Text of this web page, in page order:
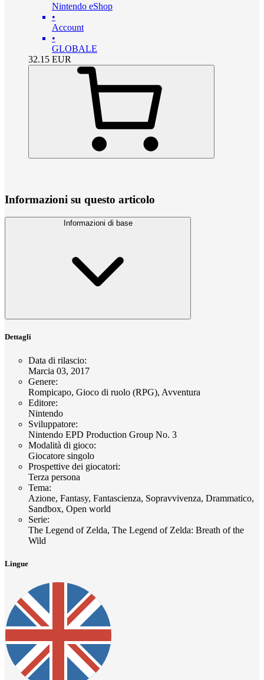
Nintendo eShop
•
Account
•
GLOBALE
32.15 EUR
Informazioni su questo articolo
Informazioni di base
Dettagli
Data di rilascio:
Marcia 03, 2017
Genere:
Rompicapo, Gioco di ruolo (RPG), Avventura
Editore:
Nintendo
Sviluppatore:
Nintendo EPD Production Group No. 3
Modalità di gioco:
Giocatore singolo
Prospettive dei giocatori:
Terza persona
Tema:
Azione, Fantasy, Fantascienza, Sopravvivenza, Drammatico,
Sandbox, Open world
Serie:
The Legend of Zelda, The Legend of Zelda: Breath of the
Wild
Lingue